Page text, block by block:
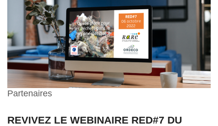
Partenaires
REVIVEZ LE WEBINAIRE RED#7 DU